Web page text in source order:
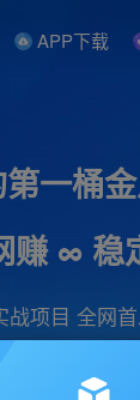
APP下载
一桶
赚 ∞ 稳
战项目 全网